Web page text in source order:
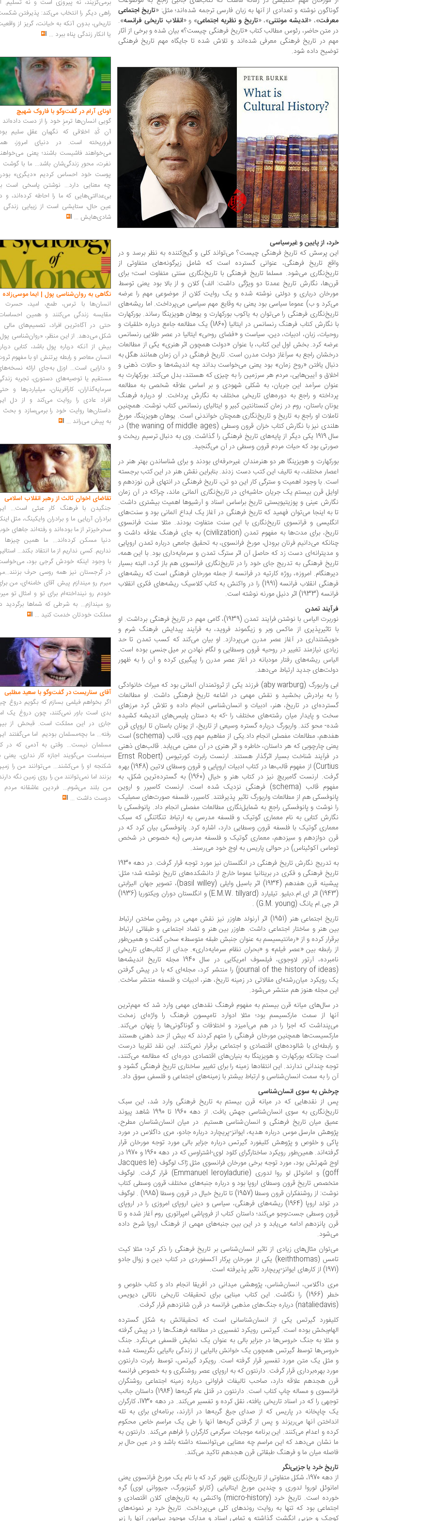
گوناگون نوشته و تعدادی از آنها به زبان فارسی ترجمه شده‌اند؛ مثل: «تاریخ اجتماعی
معرفت»، «اندیشه مونتنی»، «تاریخ و نظریه اجتماعی» و «انقلاب تاریخی فرانسه».
در متن حاضر، رئوس مطالب کتاب «تاریخ فرهنگی چیست؟» بیان شده و برخی از آثار
مهم در تاریخ فرهنگی معرفی شده‌اند و تلاش شده تا جایگاه مهم تاریخ فرهنگی
توضیح داده شود.
خرد، از پایین و غیرسیاسی
این پرسش که تاریخ فرهنگی چیست؟ می‌تواند کلی و گیج‌کننده به نظر برسد و در
واقع تاریخ فرهنگی، عنوانی گسترده است که شامل زیرگونه‌های متفاوتی از
تاریخ‌نگاری می‌شود. مسلما تاریخ فرهنگی با تاریخ‌نگاری سنتی متفاوت است؛ برای
قرن‌ها، نگارش تاریخ عمدتا دو ویژگی داشت: الف) کلان و از بالا بود یعنی توسط
مورخان درباری و دولتی نوشته شده و یک روایت کلان از موضوعی مهم را عرضه
می‌کرد و ب) عموما سیاسی بود یعنی به وقایع مهم سیاسی می‌پرداخت. اما ریشه‌های
تاریخ‌نگاری فرهنگی را می‌توان به یاکوب بورکهارت و یوهان هویزینگا رساند. بورکهارت
با نگارش کتاب فرهنگ رنسانس در ایتالیا (1860) یک مطالعه جامع درباره خلقیات و
روحیات، زبان، ادبیات، دین، سیاست و «فضای روحی» ایتالیا در عصر طلایی رنسانس
عرضه کرد. بخش اول این کتاب، با عنوان «دولت همچون اثر هنری» یکی از مطالعات
درخشان راجع به سرآغاز دولت مدرن است. تاریخ فرهنگی در آن زمان همانند هگل به
دنبال یافتن «روح زمان» بود یعنی می‌خواست بداند چه اندیشه‌ها و حالات ذهنی و
اخلاق و آیین‌هایی، مردم هر سرزمین را به چیزی که هستند، بدل می‌کند. بورکهارت به
عنوان سرآمد این جریان، به شکلی شهودی و بر اساس علاقه شخصی به مطالعه
پرداخته و راجع به دوره‌های تاریخی مختلف به نگارش پرداخت. او درباره فرهنگ
یونان باستان، روم در زمان کنستانتین کبیر و ایتالیای رنسانس کتاب نوشت. همچنین
تاملات او راجع به تاریخ و تاریخ‌نگاری همچنان خواندنی است. یوهان هویزینگا، مورخ
هلندی نیز با نگارش کتاب خزان قرون وسطی (the waning of middle ages) در
سال 1919 یکی دیگر از پایه‌های تاریخ فرهنگی را گذاشت. وی به دنبال ترسیم ریخت و
صورتی بود که حیات مردم قرون وسطی در آن می‌گنجید.
بورکهارت و هویزینگا هر دو هنرمندان غیرحرفه‌ای بودند و برای شناساندن بهتر هنر در
اعصار مختلف، به تالیف این کتب دست زدند. بنابراین نقش هنر در این کتب برجسته
است. با وجود اهمیت و سترگی کار این دو تن، تاریخ فرهنگی در انتهای قرن نوزدهم و
اوایل قرن بیستم یک جریان حاشیه‌ای در تاریخ‌نگاری آلمانی ماند، چراکه در آن زمان
نگارش عینی و پوزیتیویستی تاریخ براساس اسناد و آرشیوها اهمیت بیشتری داشت.
تا به اینجا می‌توان فهمید که تاریخ فرهنگی در آغاز یک ابداع آلمانی بود و سنت‌های
انگلیسی و فرانسوی تاریخ‌نگاری با این سنت متفاوت بودند. مثلا سنت فرانسوی
تاریخ، برای مدت‌ها به مفهوم تمدن (civilization) به جای فرهنگ علاقه داشت و
چنانکه می‌دانیم فرنان برودل، مورخ فرانسوی، به تحقیق جامعی درباره تمدن اروپایی
و مدیترانه‌ای دست زد که حاصل آن اثر سترگ تمدن و سرمایه‌داری بود. با این همه،
تاریخ فرهنگی به تدریج جای خود را در تاریخ‌نگاری فرانسوی هم باز کرد، البته بسیار
دیرهنگام. امروزه، روژه کارتیه در فرانسه از جمله مورخان فرهنگی است که ریشه‌های
فرهنگی انقلاب فرانسه (1991) را در واکنش به کتاب کلاسیک ریشه‌های فکری انقلاب
فرانسه (1933) اثر دنیل مورنه نوشته است.
فرآیند تمدن
نوربرت الیاس با نوشتن فرآیند تمدن (1939)، گامی مهم در تاریخ فرهنگی برداشت. او
با تاثیرپذیری از ماکس وبر و زیگموند فروید، به فرآیند پیدایش فرهنگ شرم و
خویشتنداری در آغاز عصر مدرن می‌پردازد. او بیان می‌کند که کسب تمدن تا حد
زیادی نیازمند تغییر در روحیه قرون وسطایی و لگام نهادن بر میل جنسی بوده است.
الیاس ریشه‌های رفتار مودبانه در آغاز عصر مدرن را پیگیری کرده و آن را به ظهور
دولت‌های جدید ارتباط می‌دهد.
ابی واربورگ (aby warburg) فرزند یکی از ثروتمندان آلمانی بود که میراث خانوادگی
را به برادرش بخشید و نقش مهمی در اشاعه تاریخ فرهنگی داشت. او مطالعات
گسترده‌ای در تاریخ، هنر، ادبیات و انسان‌شناسی انجام داده و تلاش کرد مرزهای
سخت و پایدار میان رشته‌های مختلف را -که به دستان پلیس‌های اندیشه کشیده
شده- محو کند. واربورگ درباره گستره وسیعی از تاریخ، از یونان باستان تا اروپای قرن
هفدهم، مطالعات مفصلی انجام داد.یکی از مفاهیم مهم وی، قالب (schema) است
یعنی چارچوبی که هر داستان، خاطره و اثر هنری در آن معنی می‌یابد. قالب‌های ذهنی
در فرآیند شناخت بسیار اثرگذار هستند. ارنست رابرت کورتیوس (Ernst Robert
Curtius) از مفهوم قالب‌ها در کتاب ادبیات اروپایی و قرون وسطای لاتین (1948) بهره
گرفت. ارنست گامبریچ نیز در کتاب هنر و خیال (1960) به گسترده‌ترین شکل، به
مفهوم قالب (schema) فرهنگی نزدیک شده است. ارنست کاسیرر و اروین
پانوفسکی هم از مطالعات واربورگ تاثیر پذیرفتند. کاسیرر، فلسفه صورت‌های سمبلیک
را نوشت و پانوفسکی راجع به شمایل‌نگاری مطالعات مفصلی انجام داد. پانوفسکی با
نگارش کتابی به نام معماری گوتیک و فلسفه مدرسی به ارتباط تنگاتنگی که سبک
معماری گوتیک با فلسفه قرون وسطایی دارد، اشاره کرد. پانوفسکی بیان کرد که در
قرن دوازدهم و سیزدهم، معماری گوتیک و فلسفه مدرسی (به خصوص در شخص
توماس آکوئیناس) در حوالی پاریس به اوج خود می‌رسند.
به تدریج نگارش تاریخ فرهنگی در انگلستان نیز مورد توجه قرار گرفت. در دهه 1930
تاریخ فرهنگی و فکری در بریتانیا عموما خارج از دانشکده‌های تاریخ نوشته شد؛ مثل:
پیشینه قرن هفدهم (1934) اثر باسیل وایلی (basil willey)، تصویر جهان الیزابتی
(1943) اثر ‌ای.ام.دبلیو. تیلیارد (E.M.W. tillyard) و انگلستان دوران ویکتوریا (1936)
اثر جی.ام یانگ (G.M. young) .
تاریخ اجتماعی هنر (1951) اثر آرنولد هاوزر نیز نقش مهمی در روشن ساختن ارتباط
بین هنر و ساختار اجتماعی داشت. هاوزر بین هنر و تضاد اجتماعی و طبقاتی ارتباط
برقرار کرده و از «رمانتیسیسم به عنوان جنبش طبقه متوسط» سخن گفت و همین‌طور
از رابطه بین «عصر فیلم» و «بحران نظام سرمایه‌داری». جدای از کتاب‌های تاریخی
نامبرده، آرتور لاوجوی، فیلسوف امریکایی در سال 1940 مجله تاریخ اندیشه‌ها
(journal of the history of ideas) را منتشر کرد، مجله‌ای که با در پیش گرفتن
یک رویکرد میان‌رشته‌ای مقالاتی در زمینه تاریخ، هنر، ادبیات و فلسفه منتشر ساخت.
این مجله هنوز هم منتشر می‌شود.
در سال‌های میانه قرن بیستم به مفهوم فرهنگ نقدهای مهمی وارد شد که مهم‌ترین
آنها از سمت مارکسیسم بود؛ مثلا ادوارد تامپسون فرهنگ را واژه‌ای زمخت
می‌پنداشت که اجزا را در هم می‌آمیزد و اختلافات و گوناگونی‌ها را پنهان می‌کند.
مارکسیست‌ها همچنین مورخان فرهنگی را متهم کردند که بیش از حد ذهنی هستند
و رابطه‌ای با شالوده‌های اقتصادی و اجتماعی برقرار نمی‌کنند. این نقد تقریبا درست
است چنانکه بورکهارت و هویزینگا به بنیان‌های اقتصادی دوره‌ای که مطالعه می‌کنند،
توجه چندانی ندارند. این انتقادها زمینه را برای تغییر ساختاری تاریخ فرهنگی گشود و
آن را به سمت انسان‌شناسی و ارتباط بیشتر با زمینه‌های اجتماعی و فلسفی سوق داد.
چرخش به سوی انسان‌شناسی
پس از نقدهایی که در میانه قرن بیستم به تاریخ فرهنگی وارد شد، این سبک
تاریخ‌نگاری به سوی انسان‌شناسی جهش یافت. از دهه 1960 تا 1990 شاهد پیوند
عمیق میان تاریخ فرهنگی و انسان‌شناسی هستیم. در میان انسان‌شناسان مطرح،
پژوهش مارسل موس درباره هدیه، ایوانز-پریچارد درباره جادو، مری داگلاس در مورد
پاکی و خلوص و پژوهش کلیفورد گیرتس درباره جزایر بالی مورد توجه مورخان قرار
گرفته‌اند. همین‌طور رویکرد ساختارگرای کلود لوی-اشتراوس که در دهه 1960 و 1970 در
اوج شهرتش بود، مورد توجه برخی مورخان فرانسوی مثل ژاک لوگوف (Jacques le
goff) و امانوئل لو روا لدوری (Emmanuel leroyladurie) قرار گرفت. لوگوف
متخصص تاریخ قرون وسطای اروپا بود و درباره جنبه‌های مختلف قرون وسطی کتاب
نوشت: از روشنفکران قرون وسطا (1957) تا تاریخ خیال در قرون وسطا (1985) . لوگوف
در تولد اروپا (1964) ریشه‌های فرهنگی، سیاسی و دینی اروپای امروزی را در اروپای
قرون وسطی جست‌وجو می‌کند؛ داستان کتاب از فروپاشی امپراتوری روم آغاز شده و تا
قرن پانزدهم ادامه می‌یابد و در این بین جنبه‌های مهمی از فرهنگ اروپا شرح داده
می‌شود.
می‌توان مثال‌های زیادی از تاثیر انسان‌شناسی بر تاریخ فرهنگی را ذکر کرد؛ مثلا کیت
تامس (keiththomas) یکی از مورخان پرکار آکسفوردی در کتاب دین و زوال جادو
(1971) از کارهای ایوانز-پریچارد تاثیر پذیرفته است.
مری داگلاس، انسان‌شناس، پژوهشی میدانی در آفریقا انجام داد و کتاب خلوص و
خطر (1966) را نگاشت. این کتاب مبنایی برای تحقیقات تاریخی ناتالی دیویس
(nataliedavis) درباره جنگ‌های مذهبی فرانسه در قرن شانزدهم قرار گرفت.
کلیفورد گیرتس یکی از انسان‌شناسانی است که تحقیقاتش به شکل گسترده
الهام‌بخش بوده است. گیرتس رویکرد تفسیری در مطالعه فرهنگ‌ها را در پیش گرفته
و مثلا به جنگ خروس‌ها در جزایر بالی به عنوان یک نمایش فلسفی می‌نگرد. جنگ
خروس‌ها توسط گیرتس همچون یک خوانش بالیایی از زندگی بالیایی نگریسته شده
و مثل یک متن مورد تفسیر قرار گرفته است. رویکرد گیرتس، توسط رابرت دارنتون
مورد بهره‌برداری قرار گرفت. دارنتون که به اروپای عصر روشنگری و به خصوص فرانسه
قرن هجدهم علاقه دارد، صاحب تالیفات فراوانی درباره زمینه اجتماعی روشنگران
فرانسوی و مساله چاپ کتاب است. دارنتون در قتل عام گربه‌ها (1984) داستان جالب
توجهی را که در اسناد تاریخی یافته، نقل کرده و تفسیر می‌کند. در دهه 1730، کارگران
یک چاپخانه در پاریس که از صدای جیغ گربه‌ها در آزارند، برنامه‌ای برای به تله
انداختن آنها می‌ریزند و پس از گرفتن گربه‌ها آنها را طی یک مراسم خاص محکوم
کرده و اعدام می‌کنند. این برنامه موجبات سرگرمی کارگران را فراهم می‌کند. دارنتون به
ما نشان می‌دهد که این مراسم چه معنایی می‌توانسته داشته باشد و در عین حال بر
فاصله میان ما و فرهنگ طبقاتی قرن هجدهم تاکید می‌کند.
تاریخ خرد یا جزیی‌نگر
از دهه 1970، شکل متفاوتی از تاریخ‌نگاری ظهور کرد که با نام یک مورخ فرانسوی یعنی
امانوئل لوروا لدوری و چندین مورخ ایتالیایی (کارلو گینزبورگ، جیووانی لوی) گره
خورده است. تاریخ خرد (micro-history) واکنشی به تاریخ‌های کلان اقتصادی و
اجتماعی بود که تنها به روایت روندهای کلی می‌پرداخت. تاریخ خرد بر نمونه‌های
کوچک و جزیی انگشت گذاشته و تمامی اسناد و مدارک موجود پیرامون آنها را زیر
برمی‌گزیند، نه پیروزی است و نه تسلیم.
راهی دیگر را انتخاب می‌کند: پذیرفتن
تاریخی، بدون آنکه به خیانت، گریز از
یا انکار زندگی پناه ببرد ...
اونای آرام در گفت‌وگو با فاروک شهیچ‭
گویی انسان‌ها ترمزِ خود را از دست داده‌اند
آن کُدِ اخلاقی که نگهبان عقل سلیم
فروریخته است. در دنیای امروز،
می‌خواهند فاشیست باشند؛ یعنی
نفرت، محورِ زندگی‌شان باشد... ما با گوشت
پوست خود احساس کردیم «دیگری»
چه معنایی دارد... نوشتن پاسخی است
بی‌عدالتی‌هایی که ما را احاطه کرده‌اند، و
عین حال، ستایشی است از زیبایی زندگی
شادی‌هایش ...
نگاهی به روان‌شناسی پول | ایما موسی‌زاده
انسان‌ها با ترس، طمع، امید، حسرت
مقایسه زندگی می‌کنند و همین
حتی در آگاه‌ترین افراد، تصمیم‌های مالی
شکل می‌دهد. از این منظر، «روان‌شناسی
بیش از آنکه درباره پول باشد، کتابی
انسان معاصر و رابطه پرتنش او با مفهوم
و دارایی است... اوزل به‌جای ارائه
مستقیم یا توصیه‌های دستوری، تجربه
سرمایه‌گذاران، کارآفرینان، میلیاردرها و
افراد عادی را روایت می‌کند و از دل
داستان‌ها روایت خود را برمی‌سازد و بحث
به پیش می‌راند ...
تقاضای اخوان ثالث از رهبر انقلاب اسلامی
جنگیدن با فرهنگ کار عبثی است...
برادران آریایی ما و برادران وایکینگ، مثل
سحرخیزتر از ما بوده‌اند و رفته‌اند جاهای
دنیا مسکن کرده‌اند... ما همین چیزها
نداریم. کسی نداریم از ما انتقاد بکند...
با وجود اینکه خودش گرجی بود،
در گرجستان نیز همه روسی حرف
میرم رو میندازم پیش آقای خامنه‌ای، من
خودم رو نینداخته‌ام برای تو و امثال تو
رو میندازم... به شرطی که شماها برگردید
مملکت خودتان خدمت کنید ...
آقای سناریست در گفت‌وگو با سعید مطلبی
اگر بخواهم فیلمی بسازم که بگویم دروغ
بدی است باور نمی‌کنند، چون دروغ یک
جاری در این مملکت است. قبحش از
رفته... ما بچه‌مسلمان بودیم. اما می‌گفتند
مسلمان نیست... وقتی به آدمی که در
سینماست می‌گویند اجازه کار نداری، یعنی
شکنجه او را می‌کشند... می‌توانند من را
بزنند اما نمی‌توانند من را روی زمین نگه
من بلند می‌شوم... فردین عاشقانه مردم
دوست داشت ...